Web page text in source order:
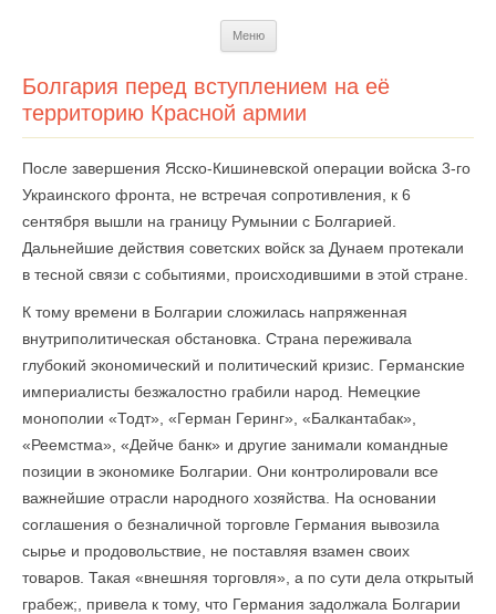
Меню
Болгария перед вступлением на её
территорию Красной армии
После завершения Ясско-Кишиневской операции войска 3-го
Украинского фронта, не встречая сопротивления, к 6
сентября вышли на границу Румынии с Болгарией.
Дальнейшие действия советских войск за Дунаем протекали
в тесной связи с событиями, происходившими в этой стране.
К тому времени в Болгарии сложилась напряженная
внутриполитическая обстановка. Страна переживала
глубокий экономический и политический кризис. Германские
империалисты безжалостно грабили народ. Немецкие
монополии «Тодт», «Герман Геринг», «Балкантабак»,
«Реемстма», «Дейче банк» и другие занимали командные
позиции в экономике Болгарии. Они контролировали все
важнейшие отрасли народного хозяйства. На основании
соглашения о безналичной торговле Германия вывозила
сырье и продовольствие, не поставляя взамен своих
товаров. Такая «внешняя торговля», а по сути дела открытый
грабеж;, привела к тому, что Германия задолжала Болгарии